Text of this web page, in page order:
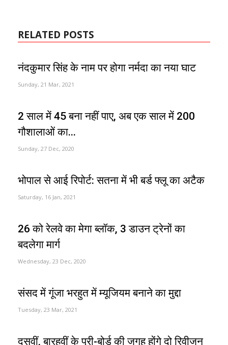
RELATED POSTS
नंदकुमार सिंह के नाम पर होगा नर्मदा का नया घाट
Sunday, 21 Mar, 2021
2 साल में 45 बना नहीं पाए, अब एक साल में 200
गौशालाओं का...
Sunday, 27 Dec, 2020
भोपाल से आई रिपोर्ट: सतना में भी बर्ड फ्लू का अटैक
Saturday, 16 Jan, 2021
26 को रेलवे का मेगा ब्लॉक, 3 डाउन ट्रेनों का
बदलेगा मार्ग
Wednesday, 23 Dec, 2020
संसद में गूंजा भरहुत में म्यूजियम बनाने का मुद्दा
Tuesday, 23 Mar, 2021
दसवीं, बारहवीं के प्री-बोर्ड की जगह होंगे दो रिवीजन